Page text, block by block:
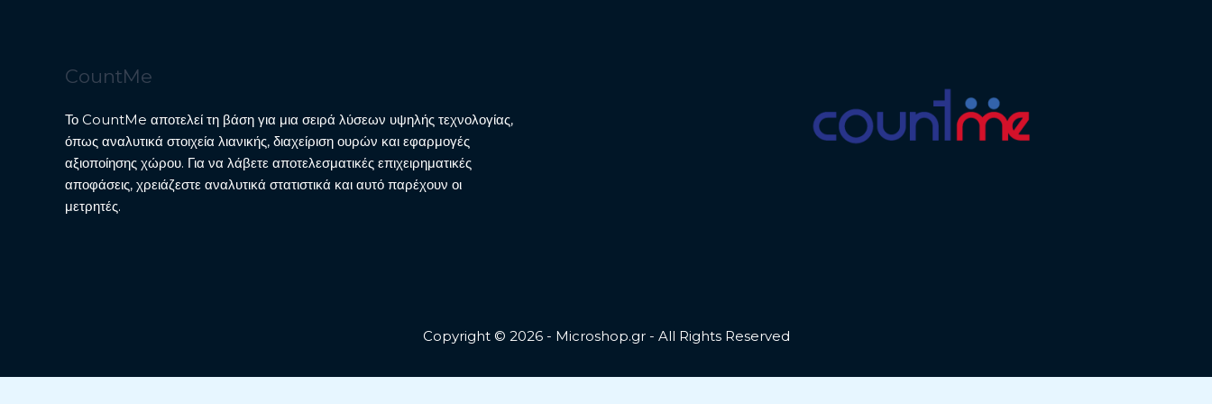
CountMe
Το CountMe αποτελεί τη βάση για μια σειρά λύσεων υψηλής τεχνολογίας,
όπως αναλυτικά στοιχεία λιανικής, διαχείριση ουρών και εφαρμογές
αξιοποίησης χώρου. Για να λάβετε αποτελεσματικές επιχειρηματικές
αποφάσεις, χρειάζεστε αναλυτικά στατιστικά και αυτό παρέχουν οι
μετρητές.
Copyright © 2026 - Microshop.gr - All Rights Reserved